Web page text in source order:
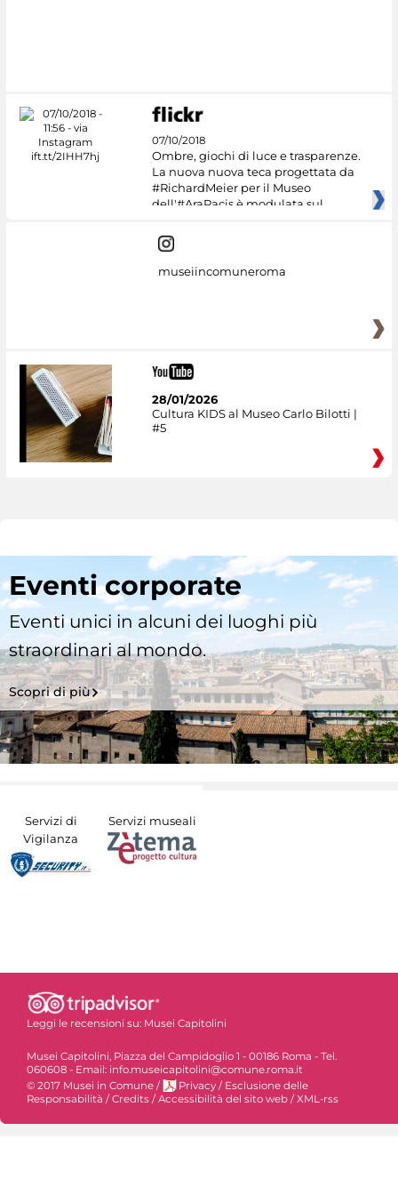
07/10/2018
Ombre, giochi di luce e trasparenze.
La nuova nuova teca progettata da
#RichardMeier per il Museo
dell'#AraPacis è modulata sul
museiincomuneroma
28/01/2026
Cultura KIDS al Museo Carlo Bilotti |
#5
Eventi corporate
Eventi unici in alcuni dei luoghi più
straordinari al mondo.
Scopri di più
Servizi di
Vigilanza
Servizi museali
Leggi le recensioni su: Musei Capitolini
Musei Capitolini, Piazza del Campidoglio 1 - 00186 Roma - Tel.
060608 - Email: info.museicapitolini@comune.roma.it
© 2017 Musei in Comune / Privacy / Esclusione delle
Responsabilità / Credits / Accessibilità del sito web / XML-rss